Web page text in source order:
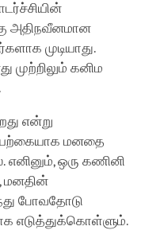
அதிநவீனமான
முடியாது.
முற்றிலும் கனிம
என்று
மனதை
ஒரு கணினி
மனதின்
போவதோடு
எடுத்துக்கொள்ளும்.